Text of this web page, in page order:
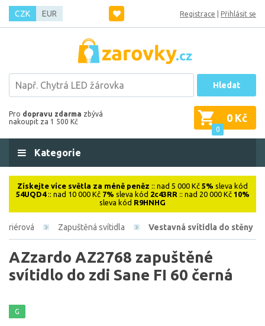
CZK EUR Registrace Přihlásit se
Hledat
Pro dopravu zdarma zbývá
nakoupit za 1 500 Kč
0
0 Kč
Kategorie
Získejte více světla za méně peněz :: nad 5 000 Kč 5% sleva kód
54UQD4:: nad 10 000 Kč 7% sleva kód 2c43RR :: nad 20 000 Kč 10%
sleva kód R9HNHG
Zapuštěná svítidla Vestavná svítidla do stěny
AZzardo AZ2768 zapuštěné
svítidlo do zdi Sane FI 60 černá
G